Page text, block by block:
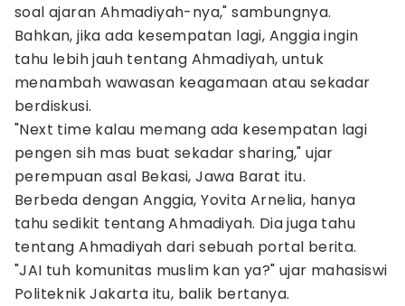
soal ajaran Ahmadiyah-nya," sambungnya.
Bahkan, jika ada kesempatan lagi, Anggia ingin
tahu lebih jauh tentang Ahmadiyah, untuk
menambah wawasan keagamaan atau sekadar
berdiskusi.
"Next time kalau memang ada kesempatan lagi
pengen sih mas buat sekadar sharing," ujar
perempuan asal Bekasi, Jawa Barat itu.
Berbeda dengan Anggia, Yovita Arnelia, hanya
tahu sedikit tentang Ahmadiyah. Dia juga tahu
tentang Ahmadiyah dari sebuah portal berita.
"JAI tuh komunitas muslim kan ya?" ujar mahasiswi
Politeknik Jakarta itu, balik bertanya.